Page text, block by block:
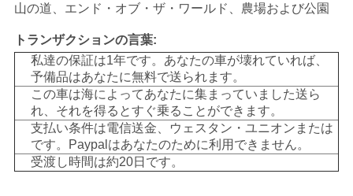
ー
ポ
リ
シ
ー
山の道、エンド・オブ・ザ・ワールド、農場および公園
トランザクションの言葉:
私達の保証は1年です。あなたの車が壊れていれば、
予備品はあなたに無料で送られます。
この車は海によってあなたに集まっていました送ら
れ、それを得るとすぐ乗ることができます。
支払い条件は電信送金、ウェスタン・ユニオンまたは
です。Paypalはあなたのために利用できません。
受渡し時間は約20日です。